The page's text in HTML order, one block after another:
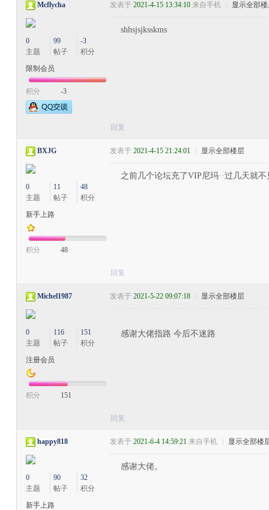
Mcflycha
0
主题
99
帖子
-3
积分
限制会员
积分 -3
发表于 2021-4-15 13:34:10 来自手机 显示全部
shhsjsjksskms
回复
BXJG
0
主题
11
帖子
48
积分
新手上路
积分 48
发表于 2021-4-15 21:24:01 显示全部楼层
之前几个论坛充了VIP尼玛··过几天就不
回复
Michel1987
0
主题
116
帖子
151
积分
注册会员
积分 151
发表于 2021-5-22 09:07:18 显示全部楼层
感谢大佬指路 今后不迷路
回复
happy818
0
主题
90
帖子
32
积分
新手上路
发表于 2021-6-4 14:59:21 来自手机 显示全部楼
感谢大佬。